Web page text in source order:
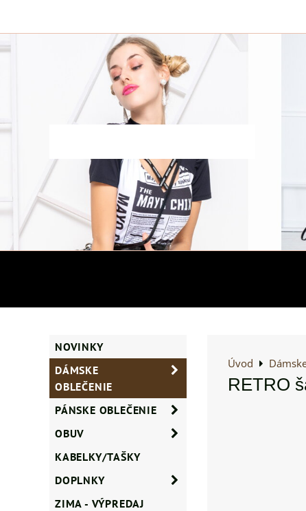
Úvod
RETRO
NOVINKY
DÁMSKE
OBLEČENIE
PÁNSKE OBLEČENIE
OBUV
KABELKY/TAŠKY
DOPLNKY
ZIMA - VÝPREDAJ